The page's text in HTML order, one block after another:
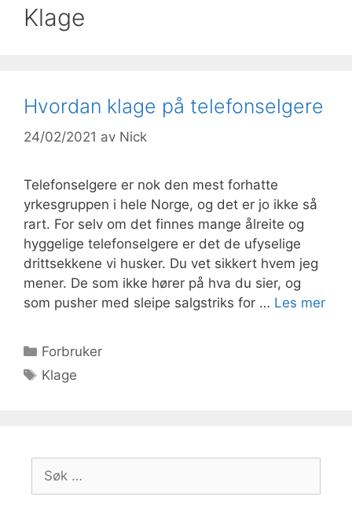
Klage
Hvordan klage på telefonselgere
24/02/2021 av Nick
Telefonselgere er nok den mest forhatte
yrkesgruppen i hele Norge, og det er jo ikke så
rart. For selv om det finnes mange ålreite og
hyggelige telefonselgere er det de ufyselige
drittsekkene vi husker. Du vet sikkert hvem jeg
mener. De som ikke hører på hva du sier, og
som pusher med sleipe salgstriks for … Les mer
Kategorier
Forbruker
Stikkord
Klage
etter: